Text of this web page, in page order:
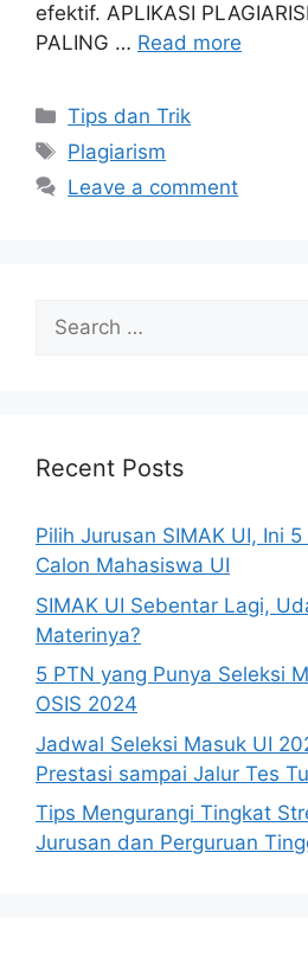
efektif. APLIKASI
PALING … Read more
Tips dan Trik
Plagiarism
Leave a comment
Recent Posts
Pilih Jurusan SIMAK UI, Ini
Calon Mahasiswa UI
SIMAK UI Sebentar Lagi,
Materinya?
5 PTN yang Punya Seleksi
OSIS 2024
Jadwal Seleksi Masuk UI
Prestasi sampai Jalur Tes
Tips Mengurangi Tingkat
Jurusan dan Perguruan